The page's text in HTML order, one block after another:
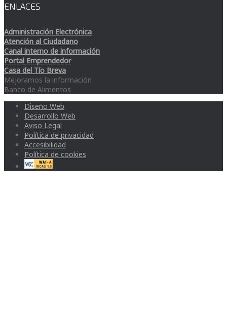
ENLACES
Administración Electrónica
Atención al Ciudadano
Canal interno de información
Portal Emprendedor
Casa del Tío Breva
Mejoramos la información
Banco de Alimentos
Diseño Web
Desarrollo Web
Aviso Legal
Política de privacidad
Accesibilidad
Política de cookies